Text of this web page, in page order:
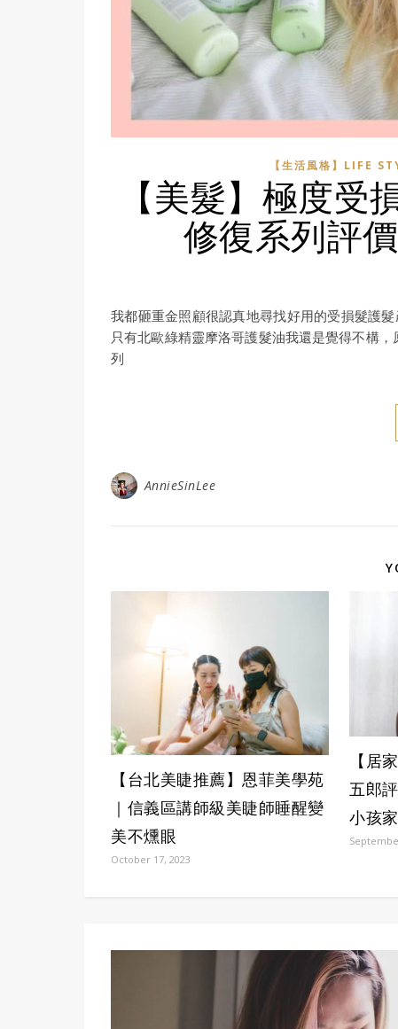
【生活風格】LIFE
【美髮】極度
修復系列評
我都砸重金照顧很認真地尋找好用的受損髮護
只有北歐綠精靈摩洛哥護髮油我還是覺得不構
列
AnnieSinLee
【台北美睫推薦】恩菲美學苑
｜信義區講師級美睫師睡醒變
美不燻眼
October 17, 2023
【居
五郎
小孩